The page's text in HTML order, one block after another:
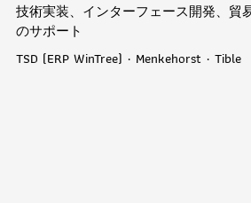
技術実装、インターフェース開発、貿
のサポート
TSD (ERP WinTree) · Menkehorst · Tible